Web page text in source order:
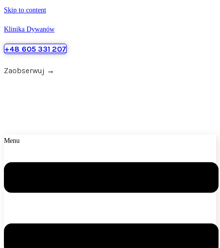
Skip to content
Klinika Dywanów
+48 605 331 207
Zaobserwuj →
Menu